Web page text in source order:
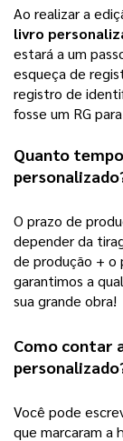
livro
estará a um
esqueça de
registro de
fosse um RG
Quanto
personalizado
O prazo de
depender da
de produção + o
garantimos a
sua grande obra!
Como contar
personalizado
Você pode
que marcaram a